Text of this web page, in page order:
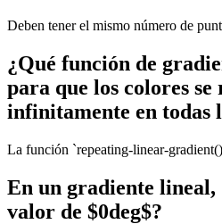
Deben tener el mismo número de
¿Qué función de
para que los colores se
infinitamente en todas
La función `repeating-linear-
En un gradiente lineal,
valor de $0deg$?